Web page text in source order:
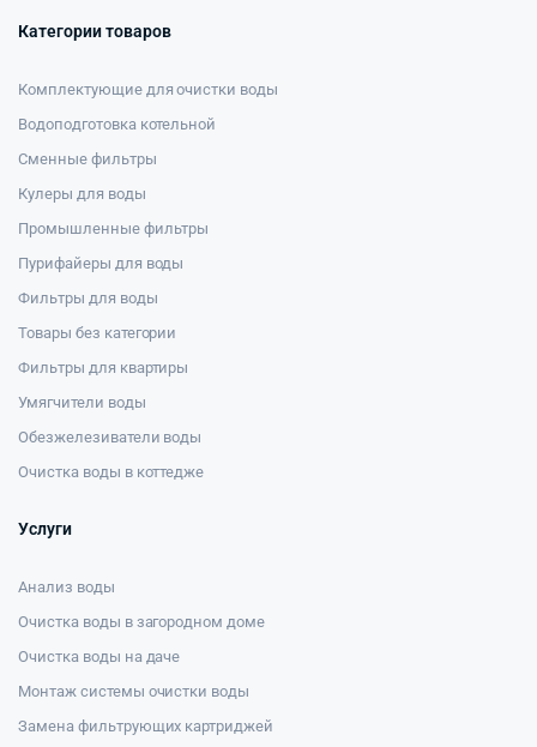
Категории товаров
Комплектующие для очистки воды
Водоподготовка котельной
Сменные фильтры
Кулеры для воды
Промышленные фильтры
Пурифайеры для воды
Фильтры для воды
Товары без категории
Фильтры для квартиры
Умягчители воды
Обезжелезиватели воды
Очистка воды в коттедже
Услуги
Анализ воды
Очистка воды в загородном доме
Очистка воды на даче
Монтаж системы очистки воды
Замена фильтрующих картриджей